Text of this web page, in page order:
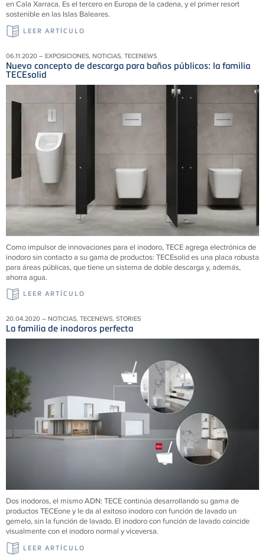
en Cala Xarraca. Es el tercero en Europa de la cadena, y el primer resort
sostenible en las Islas Baleares.
LEER ARTÍCULO
06.11.2020 – EXPOSICIONES, NOTICIAS, TECENEWS
Nuevo concepto de descarga para baños públicos: la familia
TECEsolid
Como impulsor de innovaciones para el inodoro, TECE agrega electrónica de
inodoro sin contacto a su gama de productos: TECEsolid es una placa robusta
para áreas públicas, que tiene un sistema de doble descarga y, además,
ahorra agua.
LEER ARTÍCULO
20.04.2020 – NOTICIAS, TECENEWS, STORIES
La familia de inodoros perfecta
Dos inodoros, el mismo ADN: TECE continúa desarrollando su gama de
productos TECEone y le da al exitoso inodoro con función de lavado un
gemelo, sin la función de lavado. El inodoro con función de lavado coincide
visualmente con el inodoro normal y viceversa.
LEER ARTÍCULO